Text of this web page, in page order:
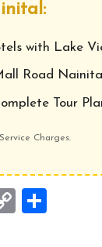
with Lake
Road
Tour
Charges.
C